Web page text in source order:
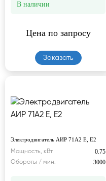
В наличии
Цена по запросу
Заказать
Электродвигатель АИР 71А2 Е, Е2
Мощность, кВт
0.75
Обороты / мин. 3000